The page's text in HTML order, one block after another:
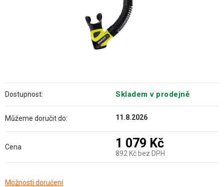
Dostupnost: Skladem v prodejně
Můžeme doručit do: 11.8.2026
Cena 1 079 Kč
892 Kč bez DPH
Možnosti doručení